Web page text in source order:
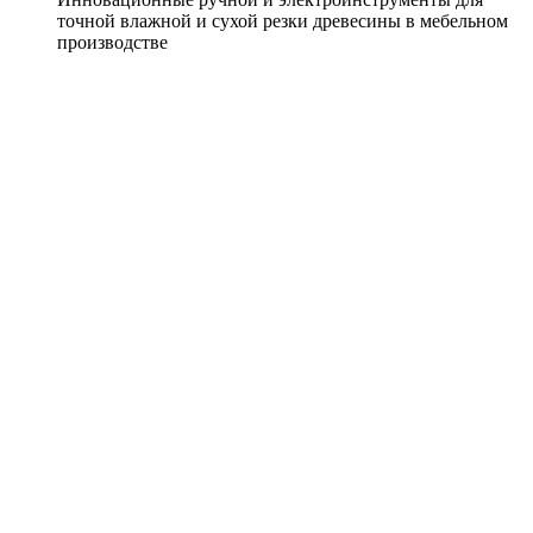
точной влажной и сухой резки древесины в мебельном
производстве